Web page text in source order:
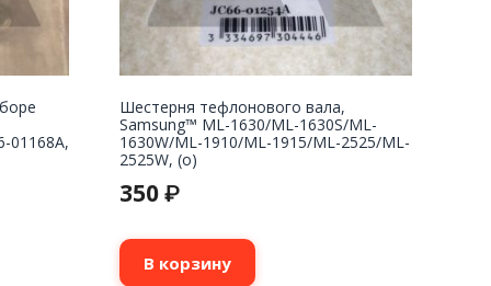
01168A,
Шестерня тефлонового вала,
Samsung™ ML-1630/ML-1630S/ML-
1630W/ML-1910/ML-1915/ML-2525/ML-
2525W, (о)
350₽
В корзину